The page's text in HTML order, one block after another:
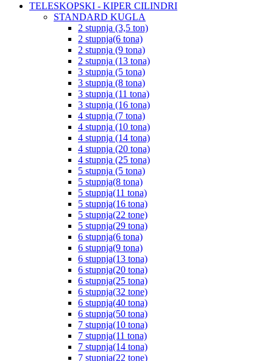
TELESKOPSKI - KIPER CILINDRI
STANDARD KUGLA
2 stupnja (3,5 ton)
2 stupnja(6 tona)
2 stupnja (9 tona)
2 stupnja (13 tona)
3 stupnja (5 tona)
3 stupnja (8 tona)
3 stupnja (11 tona)
3 stupnja (16 tona)
4 stupnja (7 tona)
4 stupnja (10 tona)
4 stupnja (14 tona)
4 stupnja (20 tona)
4 stupnja (25 tona)
5 stupnja (5 tona)
5 stupnja(8 tona)
5 stupnja(11 tona)
5 stupnja(16 tona)
5 stupnja(22 tone)
5 stupnja(29 tona)
6 stupnja(6 tona)
6 stupnja(9 tona)
6 stupnja(13 tona)
6 stupnja(20 tona)
6 stupnja(25 tona)
6 stupnja(32 tone)
6 stupnja(40 tona)
6 stupnja(50 tona)
7 stupnja(10 tona)
7 stupnja(11 tona)
7 stupnja(14 tona)
7 stupnja(22 tone)